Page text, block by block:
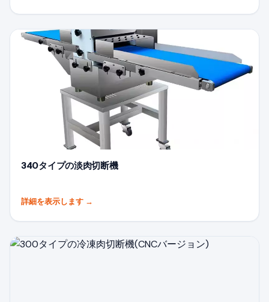
340タイプの淡肉切断機
詳細を表示します →